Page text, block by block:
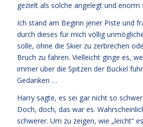
gezielt als solche angelegt und enorm
Ich stand am Beginn jener Piste und
durch dieses für mich völlig
solle, ohne die Skier zu zerbrechen
Bruch zu fahren. Vielleicht ginge es,
immer über die Spitzen der Buckel
Gedanken …
Harry sagte, es sei gar nicht so
Doch, doch, das war es.
schwerer. Um zu zeigen, wie „leicht“